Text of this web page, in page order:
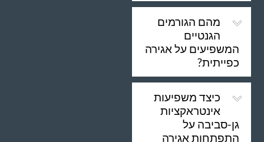
מהם הגורמים
הגנטיים
המשפיעים על אגירה
כפייתית?
כיצד משפיעות
אינטראקציות
גן-סביבה על
התפתחות אגירה